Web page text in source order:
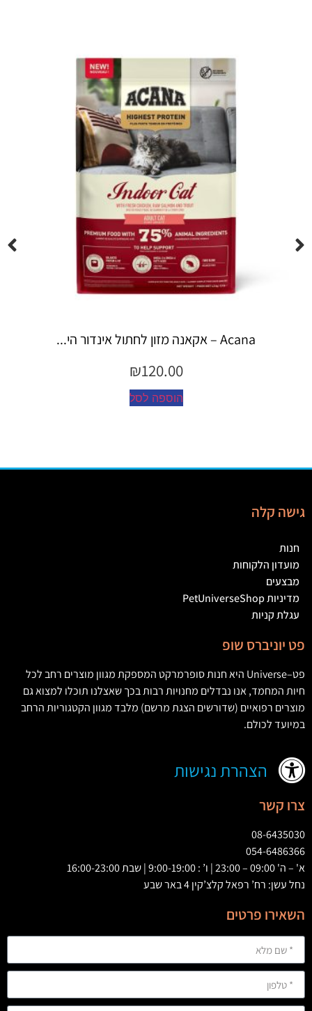
Espree – שמפו 355 מ"ל יערות ה...
גישה קלה
חנות
מועדון הלקוחות
מבצעים
מדיניות PetUniverseShop
עגלת קניות
פט יוניברס שופ
פט–
Universe היא חנות סופרמרקט המספקת מגוון מוצרים רחב לכל
חיות המחמד,אנו נבדלים מחנויות רבות בכך שאצלנו תוכלו למצוא גם
מוצרים רפואיים (שדורשים הצגת מרשם) מלבד מגוון הקטגוריות הרחב
במיועד לכולם.
הצהרת נגישות
צרו קשר
08-6435030
054-6486366
א' – ה' 09:00 – 23:00 | ו’ : 9:00-19:00 | שבת 16:00-23:00
נחל עשן: רח’ רפאל קלצ’קין 4 באר שבע
השאירו פרטים